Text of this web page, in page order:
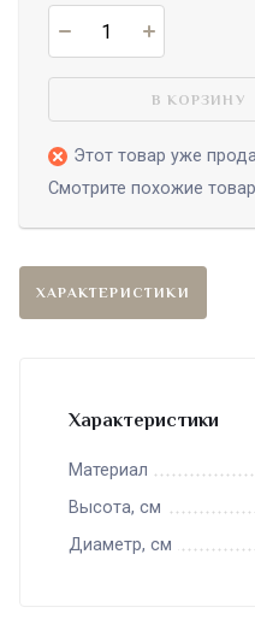
В КОРЗИНУ
Этот товар уже
Смотрите похожие
ХАРАКТЕРИСТИКИ
Характеристики
Материал
Высота, см
Диаметр, см